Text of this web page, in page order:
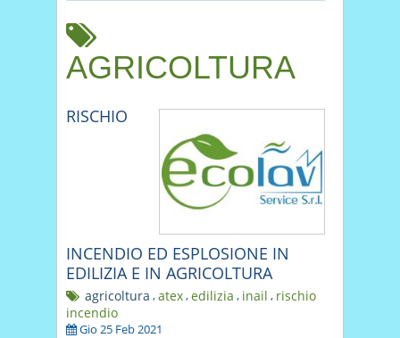
AGRICOLTURA
RISCHIO
INCENDIO ED ESPLOSIONE IN
EDILIZIA E IN AGRICOLTURA
agricoltura ,atex,edilizia , inail , rischio
incendio
Gio 25 Feb 2021